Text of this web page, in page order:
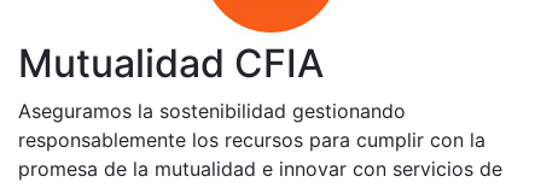
Mutualidad CFIA
Aseguramos la sostenibilidad gestionando
responsablemente los recursos para cumplir con la
promesa de la mutualidad e innovar con servicios de